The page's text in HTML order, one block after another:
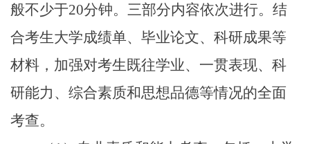
般不少于20分钟。三部分内容依次进行。结
合考生大学成绩单、毕业论文、科研成果等
材料，加强对考生既往学业、一贯表现、科
研能力、综合素质和思想品德等情况的全面
考查。